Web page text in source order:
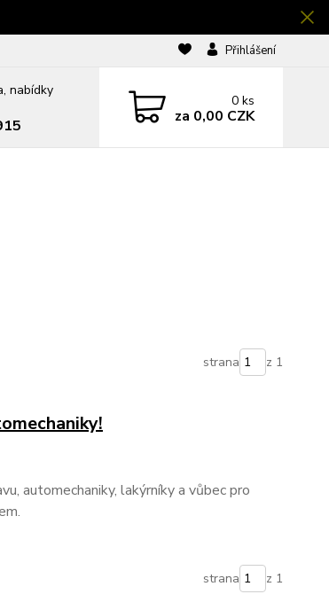
Přihlášení
nabídky
0 ks
za 0,00 CZK
strana z 1
automechaniky, lakýrníky a vůbec pro
strana z 1